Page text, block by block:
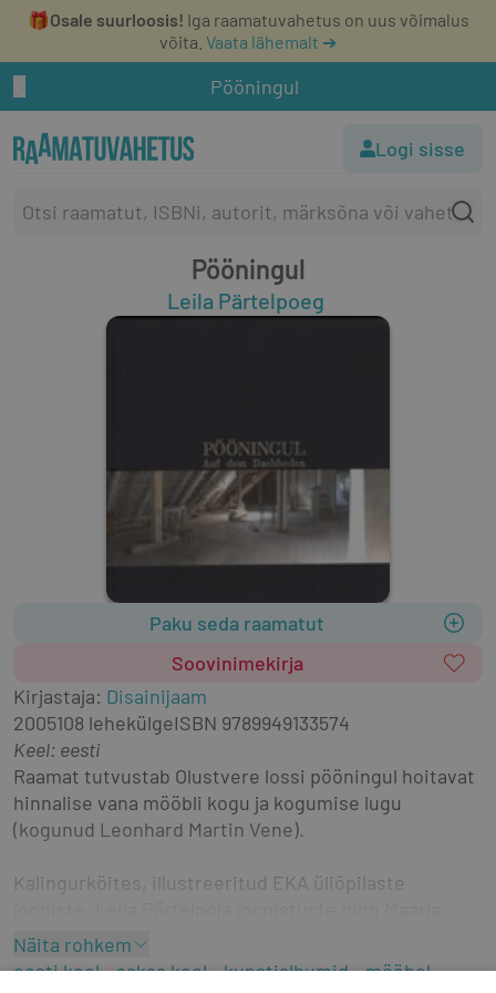
🎁Osale suurloosis! Iga raamatuvahetus on uus võimalus
võita. Vaata lähemalt ➔
Pööningul
Logi sisse
Pööningul
Leila Pärtelpoeg
Paku seda raamatut
Soovinimekirja
Kirjastaja: Disainijaam
2005108 lehekülgeISBN 9789949133574
Keel: eesti
Raamat tutvustab Olustvere lossi pööningul hoitavat
hinnalise vana mööbli kogu ja kogumise lugu
(kogunud Leonhard Martin Vene).
Kalingurköites, illustreeritud EKA üliõpilaste
Roosi värvifotodega.
Näita rohkem
eesti keel
saksa keel kunstialbumid
mööbel